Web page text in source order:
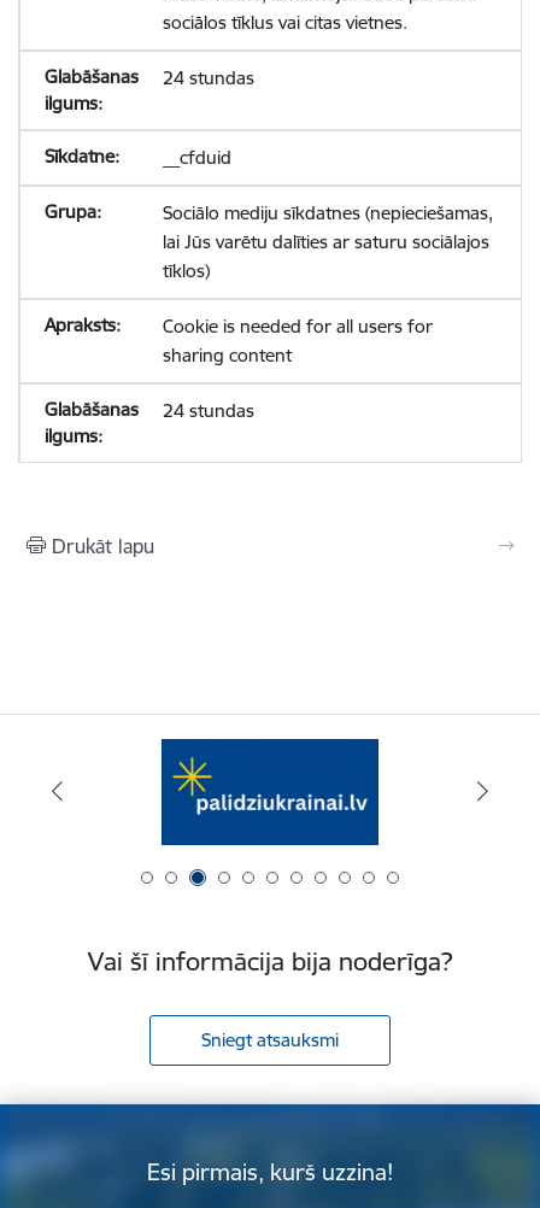
sociālos tīklus vai citas vietnes.
24 stundas
__cfduid
Sociālo mediju sīkdatnes (nepieciešamas,
lai Jūs varētu dalīties ar saturu sociālajos
tīklos)
Cookie is needed for all users for
sharing content
24 stundas
Drukāt lapu
Vai šī informācija bija noderīga?
Sniegt atsauksmi
Esi pirmais, kurš uzzina!